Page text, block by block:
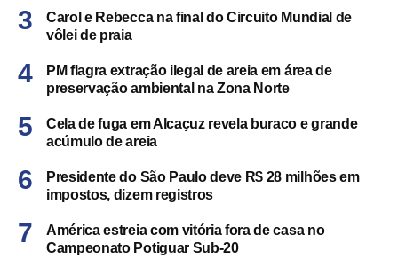
Carol e Rebecca na final do Circuito Mundial de
vôlei de praia
PM flagra extração ilegal de areia em área de
preservação ambiental na Zona Norte
Cela de fuga em Alcaçuz revela buraco e grande
acúmulo de areia
Presidente do São Paulo deve R$ 28 milhões em
impostos, dizem registros
América estreia com vitória fora de casa no
Campeonato Potiguar Sub-20